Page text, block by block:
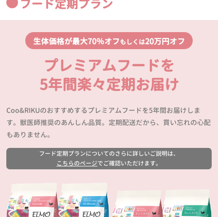
フード定期プラン
生体価格が最大70％オフもしくは20万円オフ
プレミアムフードを
5年間楽々定期お届け
Coo&RIKUのおすすめするプレミアムフードを5年間お届けしま
す。獣医師推奨のあんしん品質。定期配送だから、買い忘れの心配
もありません。
フード定期プランについてのさらに詳しいご説明は、
こちらのページでご確認いただけます。